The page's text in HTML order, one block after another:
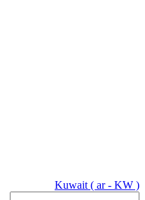
Kuwait ( ar - KW )